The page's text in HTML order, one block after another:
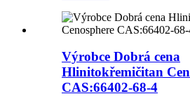
Výrobce Dobrá cena
Hlinitokřemičitan
CAS:66402-68-4